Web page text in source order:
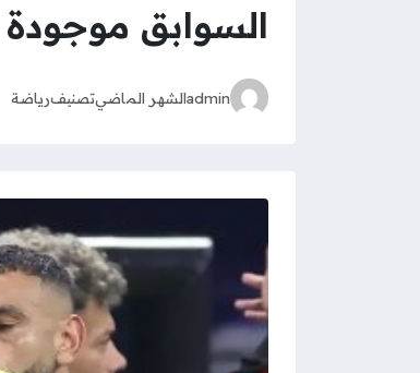
السوابق موجودة .. كأس
adminالشهر الماضيتصنيفرياضة